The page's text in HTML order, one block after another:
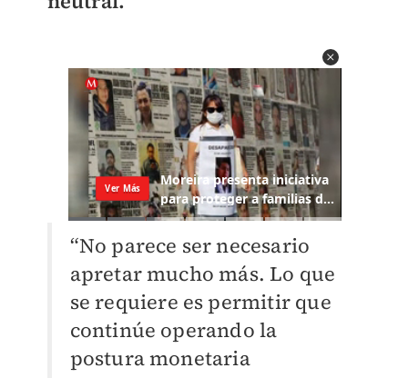
“No parece ser necesario
apretar mucho más. Lo que
se requiere es permitir que
continúe operando la
postura monetaria